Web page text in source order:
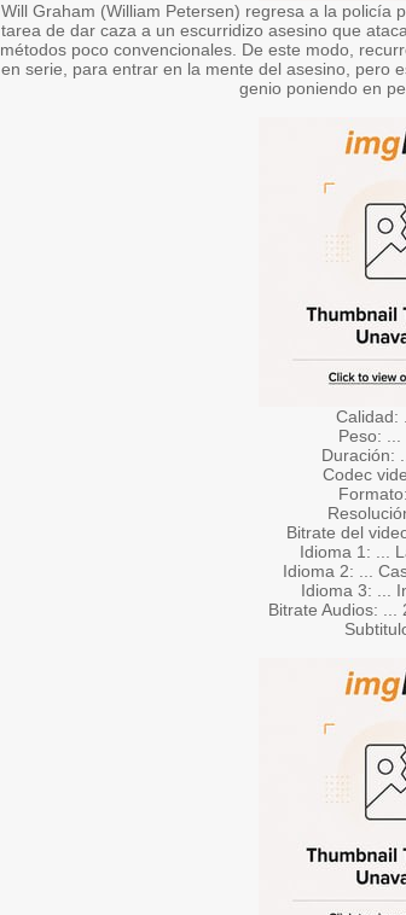
Will Graham (William Petersen) regresa a la policía
tarea de dar caza a un escurridizo asesino que
métodos poco convencionales. De este modo,
en serie, para entrar en la mente del asesino, pero
genio poniendo en
Calidad:
Peso:
Duración:
Codec
Bitrate del
Idioma 1: ...
Idioma 2: ...
Idioma 3: ...
Bitrate Audios: ...